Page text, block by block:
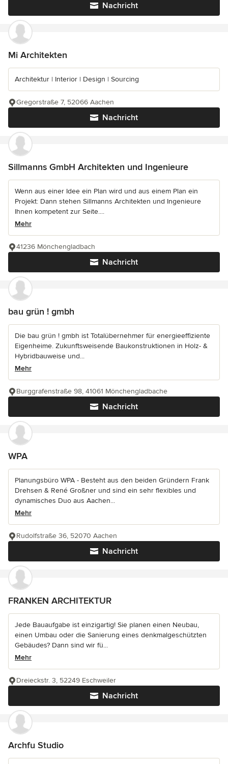
Nachricht
Mi Architekten
Architektur | Interior | Design | Sourcing
Nachricht
Gregorstraße 7, 52066 Aachen
Sillmanns GmbH Architekten und Ingenieure
Wenn aus einer Idee ein Plan wird und aus einem Plan ein
Projekt: Dann stehen Sillmanns Architekten und Ingenieure
Ihnen kompetent zur Seite....
Mehr
Nachricht
41236 Mönchengladbach
bau grün ! gmbh
Die bau grün ! gmbh ist Totalübernehmer für energieeffiziente
Eigenheime. Zukunftsweisende Baukonstruktionen in Holz- &
Hybridbauweise und...
Mehr
Nachricht
Burggrafenstraße 98, 41061 Mönchengladbache
WPA
Planungsbüro WPA - Besteht aus den beiden Gründern Frank
Drehsen & René Großner und sind ein sehr flexibles und
dynamisches Duo aus Aachen...
Mehr
Nachricht
Rudolfstraße 36, 52070 Aachen
FRANKEN ARCHITEKTUR
Jede Bauaufgabe ist einzigartig! Sie planen einen Neubau,
einen Umbau oder die Sanierung eines denkmalgeschützten
Gebäudes? Dann sind wir fü...
Mehr
Nachricht
Dreieckstr. 3, 52249 Eschweiler
Archfu Studio